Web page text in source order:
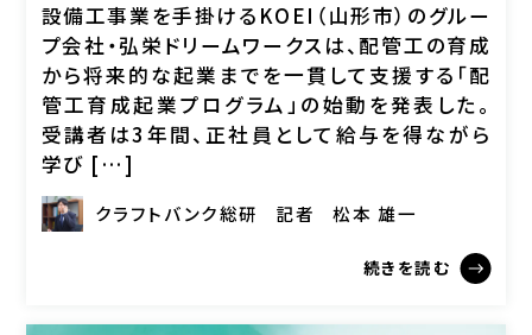
設備工事業を手掛けるKOEI（山形市）のグルー
プ会社・弘栄ドリームワークスは、配管工の育成
から将来的な起業までを一貫して支援する「配
管工育成起業プログラム」の始動を発表した。
受講者は3年間、正社員として給与を得ながら
学び […]
クラフトバンク総研 記者 松本 雄一
続きを読む